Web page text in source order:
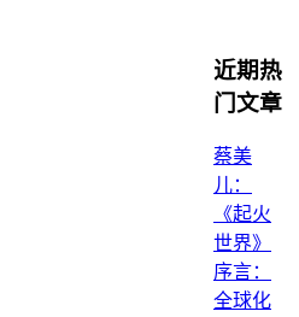
近期热
门文章
蔡美
儿：
《起火
世界》
序言：
全球化